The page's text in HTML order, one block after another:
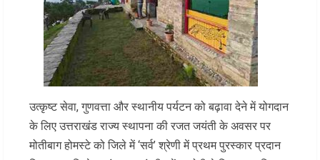
उत्कृष्ट सेवा, गुणवत्ता और स्थानीय पर्यटन को बढ़ावा देने में योगदान
के लिए उत्तराखंड राज्य स्थापना की रजत जयंती के अवसर पर
मोतीबाग होमस्टे को जिले में ‘सर्व’ श्रेणी में प्रथम पुरस्कार प्रदान